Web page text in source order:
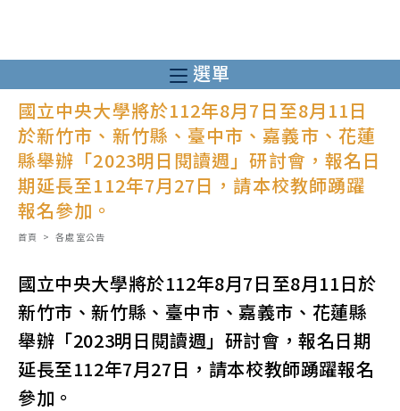
至
主
內
容
選單
國立中央大學將於112年8月7日至8月11日
於新竹市、新竹縣、臺中市、嘉義市、花蓮
縣舉辦「2023明日閱讀週」研討會，報名日
期延長至112年7月27日，請本校教師踴躍
報名參加。
首頁 > 各處室公告
國立中央大學將於112年8月7日至8月11日於
新竹市、新竹縣、臺中市、嘉義市、花蓮縣
舉辦「2023明日閱讀週」研討會，報名日期
延長至112年7月27日，請本校教師踴躍報名
參加。